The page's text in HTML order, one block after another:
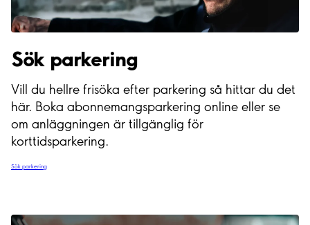
Sök parkering
Vill du hellre frisöka efter parkering så hittar du det
här. Boka abonnemangsparkering online eller se
om anläggningen är tillgänglig för
korttidsparkering.
Sök parkering